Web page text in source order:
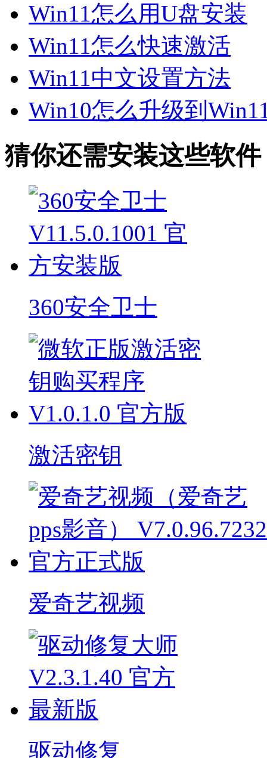
Win11怎么用U盘安装
Win11怎么快速激活
Win11中文设置方法
Win10怎么升级到
猜你还需安装这些软件
360安全卫士
激活密钥
爱奇艺视频
驱动修复